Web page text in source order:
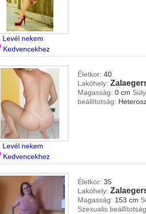
Levél nekem
Kedvencekhez
Levél nekem
Kedvencekhez
Életkor: 40
Lakóhely:
Magasság: 0 cm
beállítotság:
Életkor: 35
Lakóhely:
Magasság: 153 cm
Szexualis